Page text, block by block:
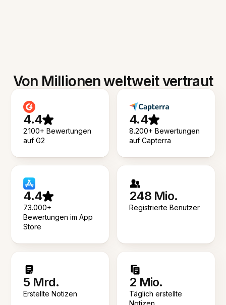
Von Millionen weltweit vertraut
4.4
2.100+ Bewertungen
auf G2
4.4
8.200+ Bewertungen
auf Capterra
4.4
73.000+
Bewertungen im App
Store
248 Mio.
Registrierte Benutzer
5 Mrd.
Erstellte Notizen
2 Mio.
Täglich erstellte